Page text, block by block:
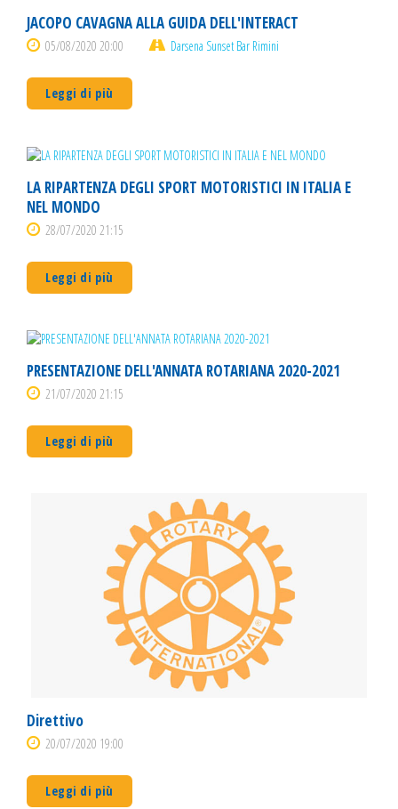
JACOPO CAVAGNA ALLA GUIDA DELL'INTERACT
05/08/2020 20:00 Darsena Sunset Bar Rimini
Leggi di più
LA RIPARTENZA DEGLI SPORT MOTORISTICI IN ITALIA E
NEL MONDO
28/07/2020 21:15
Leggi di più
PRESENTAZIONE DELL'ANNATA ROTARIANA 2020-2021
21/07/2020 21:15
Leggi di più
Direttivo
20/07/2020 19:00
Leggi di più